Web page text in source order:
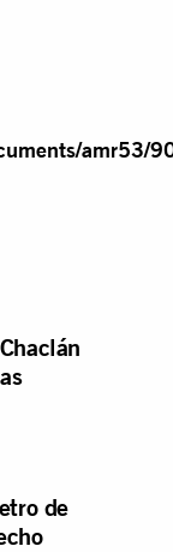
amr53/
de